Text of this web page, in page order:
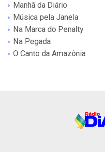
Manhã da Diário
Música pela Janela
Na Marca do Penalty
Na Pegada
O Canto da Amazônia